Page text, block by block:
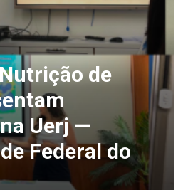
de
Uerj —
Federal do